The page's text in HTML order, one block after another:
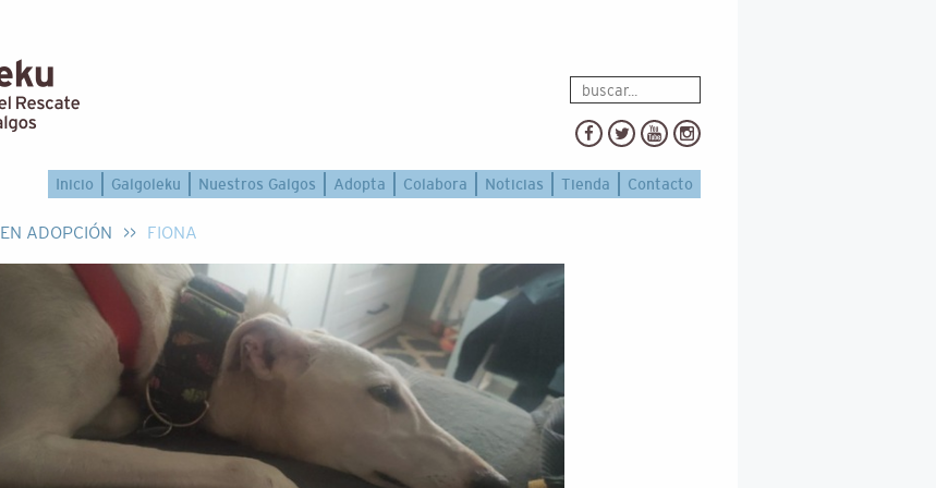
Inicio Galgoleku Nuestros Galgos Adopta Colabora Noticias Tienda Contacto
EN ADOPCIÓN >> FIONA